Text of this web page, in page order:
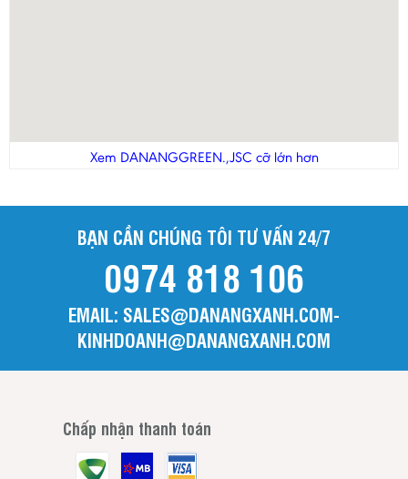
Xem DANANGGREEN.,JSC cỡ lớn hơn
BẠN CẦN CHÚNG TÔI TƯ VẤN 24/7
0974 818 106
EMAIL: SALES@DANANGXANH.COM-
KINHDOANH@DANANGXANH.COM
Chấp nhận thanh toán